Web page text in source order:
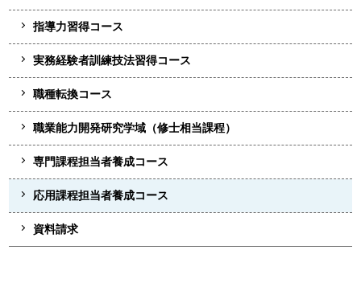
指導力習得コース
実務経験者訓練技法習得コース
職種転換コース
職業能力開発研究学域（修士相当課程）
専門課程担当者養成コース
応用課程担当者養成コース
資料請求